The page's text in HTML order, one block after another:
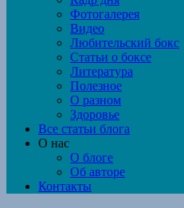
Фотогалерея
Видео
Любительский бокс
Статьи о боксе
Литература
Полезное
О разном
Здоровье
Все статьи блога
О нас
О блоге
Об авторе
Контакты